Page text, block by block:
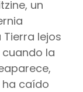
un
lejos
la
caído